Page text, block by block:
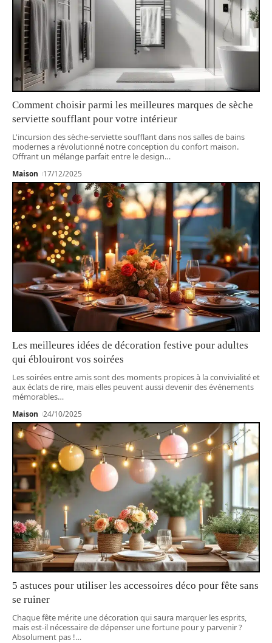
Comment choisir parmi les meilleures marques de sèche
serviette soufflant pour votre intérieur
L'incursion des sèche-serviette soufflant dans nos salles de bains
modernes a révolutionné notre conception du confort maison.
Offrant un mélange parfait entre le design…
Maison 17/12/2025
Les meilleures idées de décoration festive pour adultes
qui éblouiront vos soirées
Les soirées entre amis sont des moments propices à la convivialité et
aux éclats de rire, mais elles peuvent aussi devenir des événements
mémorables…
Maison 24/10/2025
5 astuces pour utiliser les accessoires déco pour fête sans
se ruiner
Chaque fête mérite une décoration qui saura marquer les esprits,
mais est-il nécessaire de dépenser une fortune pour y parvenir ?
Absolument pas !…